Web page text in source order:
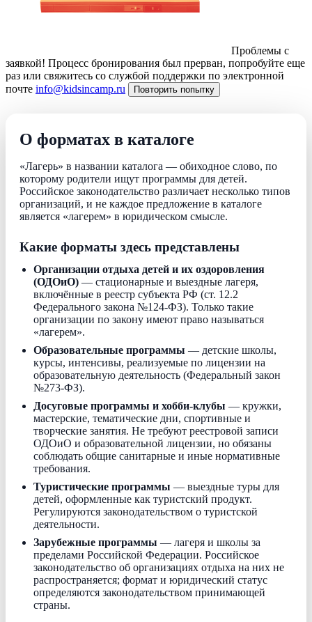
Проблемы с
заявкой! Процесс бронирования был прерван, попробуйте еще
раз или свяжитесь со службой поддержки по электронной
почте info@kidsincamp.ru Повторить попытку
О форматах в каталоге
«Лагерь» в названии каталога — обиходное слово, по
которому родители ищут программы для детей.
Российское законодательство различает несколько типов
организаций, и не каждое предложение в каталоге
является «лагерем» в юридическом смысле.
Какие форматы здесь представлены
Организации отдыха детей и их оздоровления
(ОДОиО) — стационарные и выездные лагеря,
включённые в реестр субъекта РФ (ст. 12.2
Федерального закона №124-ФЗ). Только такие
организации по закону имеют право называться
«лагерем».
Образовательные программы — детские школы,
курсы, интенсивы, реализуемые по лицензии на
образовательную деятельность (Федеральный закон
№273-ФЗ).
Досуговые программы и хобби-клубы — кружки,
мастерские, тематические дни, спортивные и
творческие занятия. Не требуют реестровой записи
ОДОиО и образовательной лицензии, но обязаны
соблюдать общие санитарные и иные нормативные
требования.
Туристические программы — выездные туры для
детей, оформленные как туристский продукт.
Регулируются законодательством о туристской
деятельности.
Зарубежные программы — лагеря и школы за
пределами Российской Федерации. Российское
законодательство об организациях отдыха на них не
распространяется; формат и юридический статус
определяются законодательством принимающей
страны.